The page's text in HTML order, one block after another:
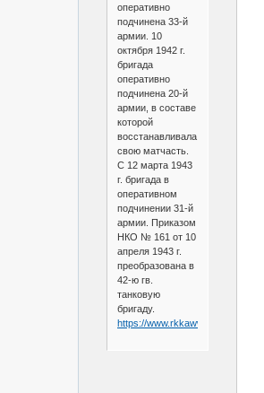
оперативно
подчинена 33-й
армии. 10
октября 1942 г.
бригада
оперативно
подчинена 20-й
армии, в составе
которой
восстанавливала
свою матчасть.
С 12 марта 1943
г. бригада в
оперативном
подчинении 31-й
армии. Приказом
НКО № 161 от 10
апреля 1943 г.
преобразована в
42-ю гв.
танковую
бригаду.
https://www.rkkawwii.ru/division/